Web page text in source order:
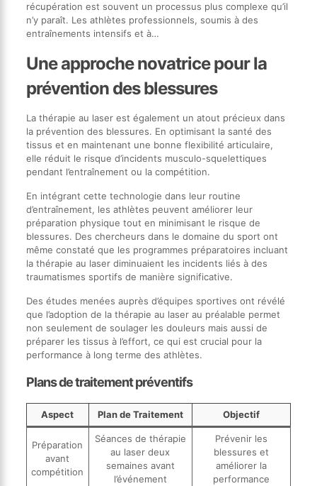
récupération est souvent un processus plus complexe qu’il
n’y paraît. Les athlètes professionnels, soumis à des
entraînements intensifs et à…
Une approche novatrice pour la
prévention des blessures
La thérapie au laser est également un atout précieux dans
la prévention des blessures. En optimisant la santé des
tissus et en maintenant une bonne flexibilité articulaire,
elle réduit le risque d’incidents musculo-squelettiques
pendant l’entraînement ou la compétition.
En intégrant cette technologie dans leur routine
d’entraînement, les athlètes peuvent améliorer leur
préparation physique tout en minimisant le risque de
blessures. Des chercheurs dans le domaine du sport ont
même constaté que les programmes préparatoires incluant
la thérapie au laser diminuaient les incidents liés à des
traumatismes sportifs de manière significative.
Des études menées auprès d’équipes sportives ont révélé
que l’adoption de la thérapie au laser au préalable permet
non seulement de soulager les douleurs mais aussi de
préparer les tissus à l’effort, ce qui est crucial pour la
performance à long terme des athlètes.
Plans de traitement préventifs
Aspect Plan de Traitement Objectif
Préparation
avant
compétition
Séances de thérapie
au laser deux
semaines avant
l’événement
Prévenir les
blessures et
améliorer la
performance